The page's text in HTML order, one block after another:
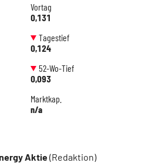
Vortag
0,131
Tagestief
0,124
52-Wo-Tief
0,093
Marktkap.
n/a
Aktie(Redaktion)